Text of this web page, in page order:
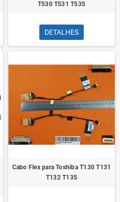
T530 T531 T535
DETALHES
Cabo Flex para Toshiba T130 T131
T132 T135